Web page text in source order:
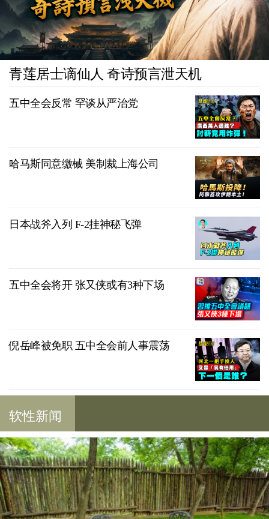
青莲居士谪仙人 奇诗预言泄天机
五中全会反常 罕谈从严治党
哈马斯同意缴械 美制裁上海公司
日本战斧入列 F-2挂神秘飞弹
五中全会将开 张又侠或有3种下场
倪岳峰被免职 五中全会前人事震荡
软性新闻